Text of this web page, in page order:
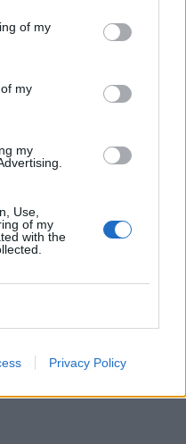
of my
my
my
Use,
of my
with the
Privacy Policy
Nacional de
cidadãos sem